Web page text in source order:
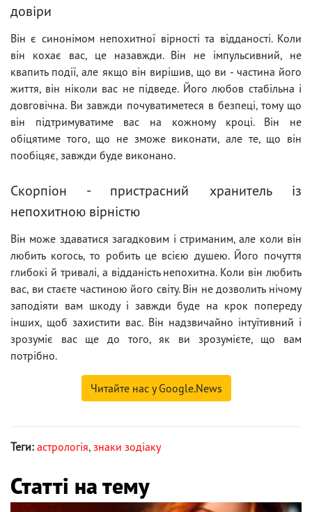
довіри
Він є синонімом непохитної вірності та відданості. Коли
він кохає вас, це назавжди. Він не імпульсивний, не
квапить події, але якщо він вирішив, що ви - частина його
життя, він ніколи вас не підведе. Його любов стабільна і
довговічна. Ви завжди почуватиметеся в безпеці, тому що
він підтримуватиме вас на кожному кроці. Він не
обіцятиме того, що не зможе виконати, але те, що він
пообіцяє, завжди буде виконано.
Скорпіон - пристрасний хранитель із
непохитною вірністю
Він може здаватися загадковим і стриманим, але коли він
любить когось, то робить це всією душею. Його почуття
глибокі й тривалі, а відданість непохитна. Коли він любить
вас, ви стаєте частиною його світу. Він не дозволить нічому
заподіяти вам шкоду і завжди буде на крок попереду
інших, щоб захистити вас. Він надзвичайно інтуїтивний і
зрозуміє вас ще до того, як ви зрозумієте, що вам
потрібно.
Читайте нас у Google.News
Теги: астрологія, знаки зодіаку
Статті на тему